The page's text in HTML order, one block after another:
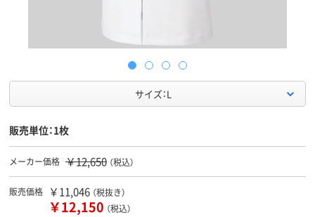
サイズ：L
販売単位：1枚
メーカー価格 ￥12,650 （税込）
販売価格 ￥11,046 （税抜き）
￥12,150 （税込）